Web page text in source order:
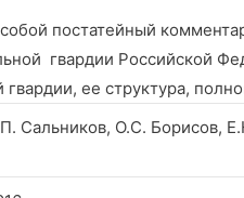
постатейный
гвардии Российской
гвардии, ее структура,
Сальников, О.С. Борисов,